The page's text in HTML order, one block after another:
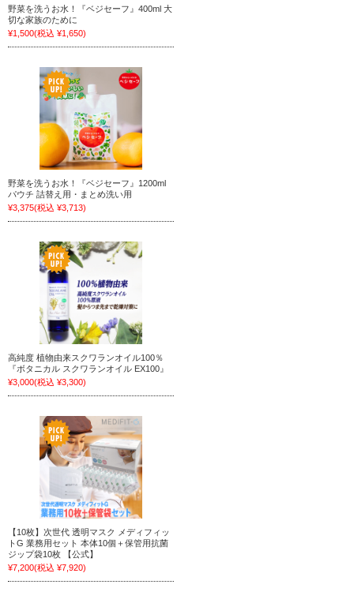
野菜を洗うお水！『ベジセーフ』400ml 大
切な家族のために
¥1,500(税込 ¥1,650)
野菜を洗うお水！『ベジセーフ』1200ml
パウチ 詰替え用・まとめ洗い用
¥3,375(税込 ¥3,713)
高純度 植物由来スクワランオイル100％
『ボタニカル スクワランオイル EX100』
¥3,000(税込 ¥3,300)
【10枚】次世代 透明マスク メディフィッ
トG 業務用セット 本体10個＋保管用抗菌
ジップ袋10枚 【公式】
¥7,200(税込 ¥7,920)